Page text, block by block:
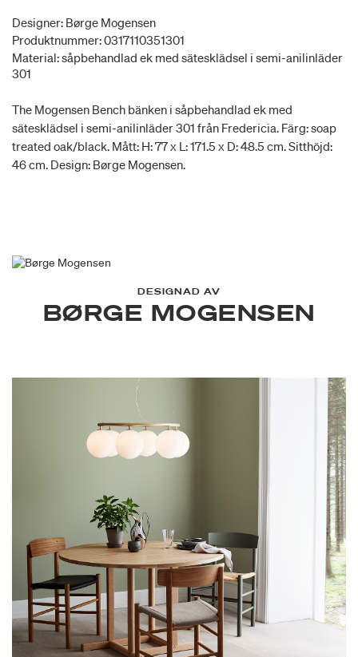
Designer: Børge Mogensen
Produktnummer: 0317110351301
Material: såpbehandlad ek med sätesklädsel i semi-anilinläder
301
The Mogensen Bench bänken i såpbehandlad ek med
sätesklädsel i semi-anilinläder 301 från Fredericia. Färg: soap
treated oak/black. Mått: H: 77 x L: 171.5 x D: 48.5 cm. Sitthöjd:
46 cm. Design: Børge Mogensen.
DESIGNAD AV
BØRGE MOGENSEN